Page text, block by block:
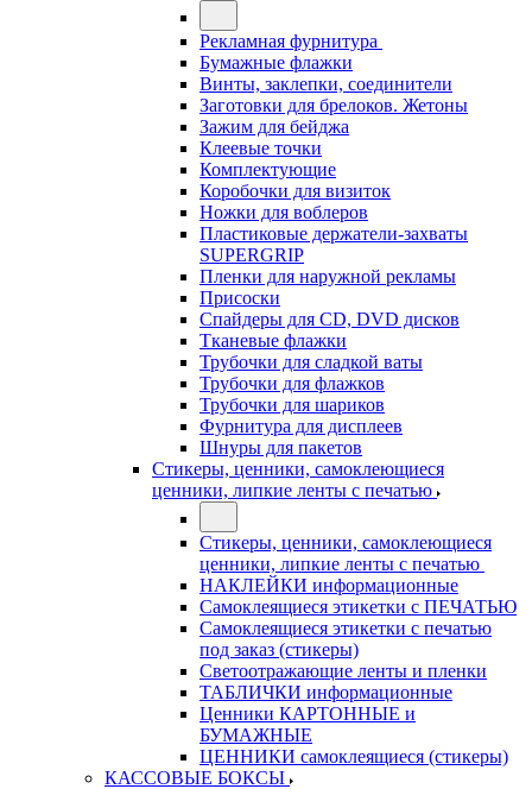
Рекламная фурнитура
Бумажные флажки
Винты, заклепки, соединители
Заготовки для брелоков. Жетоны
Зажим для бейджа
Клеевые точки
Комплектующие
Коробочки для визиток
Ножки для воблеров
Пластиковые держатели-захваты
SUPERGRIP
Пленки для наружной рекламы
Присоски
Спайдеры для CD, DVD дисков
Тканевые флажки
Трубочки для сладкой ваты
Трубочки для флажков
Трубочки для шариков
Фурнитура для дисплеев
Шнуры для пакетов
Стикеры, ценники, самоклеющиеся
ценники, липкие ленты с печатью
Стикеры, ценники, самоклеющиеся
ценники, липкие ленты с печатью
НАКЛЕЙКИ информационные
Самоклеящиеся этикетки с ПЕЧАТЬЮ
Самоклеящиеся этикетки с печатью
под заказ (стикеры)
Светоотражающие ленты и пленки
ТАБЛИЧКИ информационные
Ценники КАРТОННЫЕ и
БУМАЖНЫЕ
ЦЕННИКИ самоклеящиеся (стикеры)
КАССОВЫЕ БОКСЫ